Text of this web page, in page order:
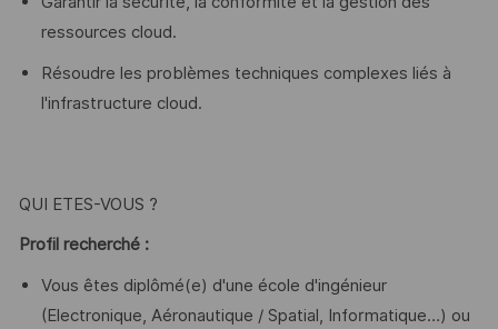
ressources cloud.
Résoudre les problèmes techniques complexes liés à
l'infrastructure cloud.
QUI ETES-VOUS ?
Profil recherché :
Vous êtes diplômé(e) d'une école d'ingénieur
(Electronique, Aéronautique / Spatial, Informatique…) ou